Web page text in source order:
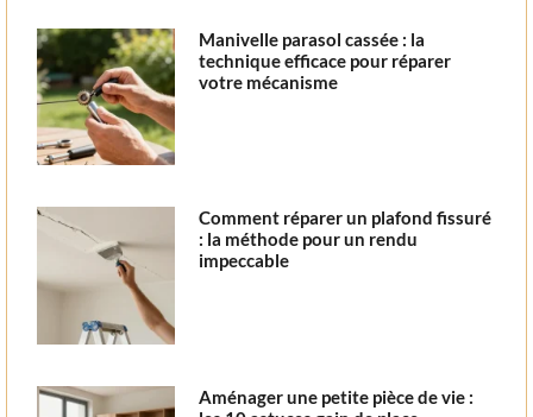
Manivelle parasol cassée : la
technique efficace pour réparer
votre mécanisme
Comment réparer un plafond fissuré
: la méthode pour un rendu
impeccable
Aménager une petite pièce de vie :